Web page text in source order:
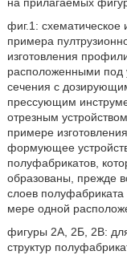
фиг.1: схематическое
примера
изготовления
расположенными под
сечения с
прессующим
отрезным
примере
формующее
полуфабрикатов,
образованы, прежде
слоев
мере одной
фигуры 2А, 2Б, 2В:
структур